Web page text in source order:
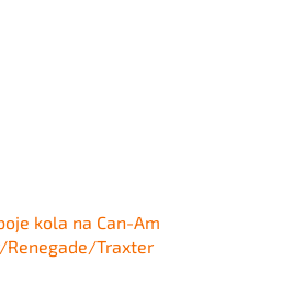
kola na Can-Am
Renegade/Traxter